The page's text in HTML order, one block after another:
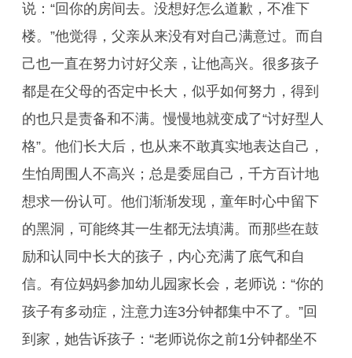
说：“回你的房间去。没想好怎么道歉，不准下
楼。”他觉得，父亲从来没有对自己满意过。而自
己也一直在努力讨好父亲，让他高兴。很多孩子
都是在父母的否定中长大，似乎如何努力，得到
的也只是责备和不满。慢慢地就变成了“讨好型人
格”。他们长大后，也从来不敢真实地表达自己，
生怕周围人不高兴；总是委屈自己，千方百计地
想求一份认可。他们渐渐发现，童年时心中留下
的黑洞，可能终其一生都无法填满。而那些在鼓
励和认同中长大的孩子，内心充满了底气和自
信。有位妈妈参加幼儿园家长会，老师说：“你的
孩子有多动症，注意力连3分钟都集中不了。”回
到家，她告诉孩子：“老师说你之前1分钟都坐不